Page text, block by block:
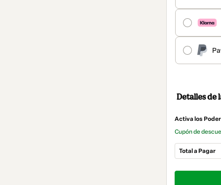
Detalles de
Activa los
Cupón de
Total a Pagar
Total